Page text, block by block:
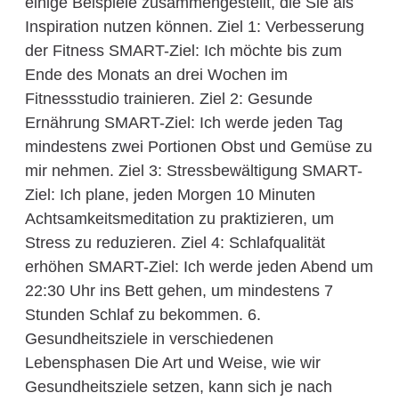
Inspiration nutzen können. Ziel 1: Verbesserung
der Fitness SMART-Ziel: Ich möchte bis zum
Ende des Monats an drei Wochen im
Fitnessstudio trainieren. Ziel 2: Gesunde
Ernährung SMART-Ziel: Ich werde jeden Tag
mindestens zwei Portionen Obst und Gemüse zu
mir nehmen. Ziel 3: Stressbewältigung SMART-
Ziel: Ich plane, jeden Morgen 10 Minuten
Achtsamkeitsmeditation zu praktizieren, um
Stress zu reduzieren. Ziel 4: Schlafqualität
erhöhen SMART-Ziel: Ich werde jeden Abend um
22:30 Uhr ins Bett gehen, um mindestens 7
Stunden Schlaf zu bekommen. 6.
Gesundheitsziele in verschiedenen
Lebensphasen Die Art und Weise, wie wir
Gesundheitsziele setzen, kann sich je nach